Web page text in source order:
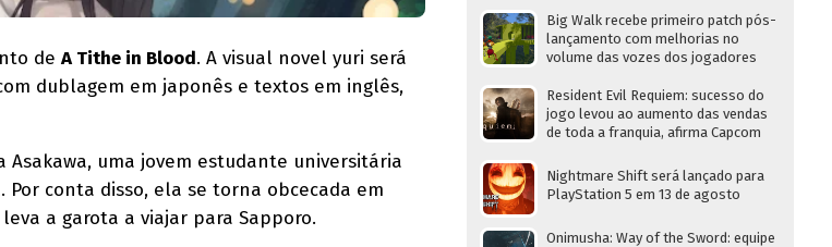
de A Tithe in Blood. A visual novel yuri será
dublagem em japonês e textos em inglês,
uma jovem estudante universitária
conta disso, ela se torna obcecada em
a garota a viajar para Sapporo.
Big Walk recebe primeiro patch pós-
lançamento com melhorias no
volume das vozes dos jogadores
Resident Evil Requiem: sucesso do
jogo levou ao aumento das vendas
de toda a franquia, afirma Capcom
Nightmare Shift será lançado para
PlayStation 5 em 13 de agosto
Onimusha: Way of the Sword: equipe